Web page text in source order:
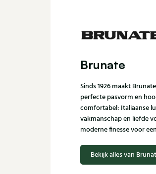
Brunate
Sinds 1926 maakt
perfecte pasvorm en
comfortabel: Italiaanse
vakmanschap en liefde
moderne finesse voor
Bekijk alles van